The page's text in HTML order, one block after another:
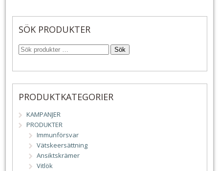
SÖK PRODUKTER
Sök
PRODUKTKATEGORIER
KAMPANJER
PRODUKTER
Immunförsvar
Vätskeersättning
Ansiktskrämer
Vitlök